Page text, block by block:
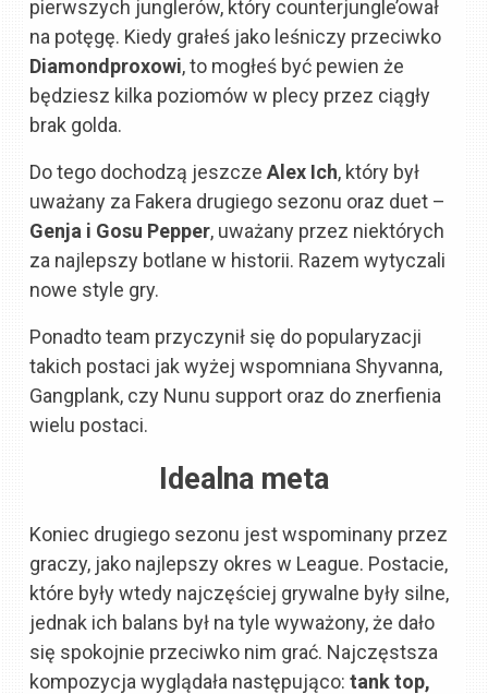
pierwszych junglerów, który counterjungle’ował
na potęgę. Kiedy grałeś jako leśniczy przeciwko
Diamondproxowi, to mogłeś być pewien że
będziesz kilka poziomów w plecy przez ciągły
brak golda.
Do tego dochodzą jeszczeAlex Ich, który był
uważany za Fakera drugiego sezonu oraz duet –
Genja i Gosu Pepper, uważany przez niektórych
za najlepszy botlane w historii. Razem wytyczali
nowe style gry.
Ponadto team przyczynił się do popularyzacji
takich postaci jak wyżej wspomniana Shyvanna,
Gangplank, czy Nunu support oraz do znerfienia
wielu postaci.
Idealna meta
Koniec drugiego sezonu jest wspominany przez
graczy, jako najlepszy okres w League. Postacie,
które były wtedy najczęściej grywalne były silne,
jednak ich balans był na tyle wyważony, że dało
się spokojnie przeciwko nim grać. Najczęstsza
kompozycja wyglądała następująco:tank top,